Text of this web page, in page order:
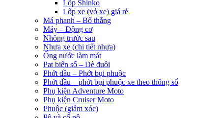
Lốp Shinko
Lốp xe (vỏ xe) giá rẻ
Má phanh – Bố thắng
Máy – Động cơ
Nhông trước sau
Nhựa xe (chi tiết nhựa)
Ống nước làm mát
Pat biển số – Dè đuôi
Phớt dầu – Phớt bụi phuộc
Phớt dầu – phớt bụi phuộc xe theo thông số
Phụ kiện Adventure Moto
Phụ kiện Cruiser Moto
Phuộc (giảm xóc)